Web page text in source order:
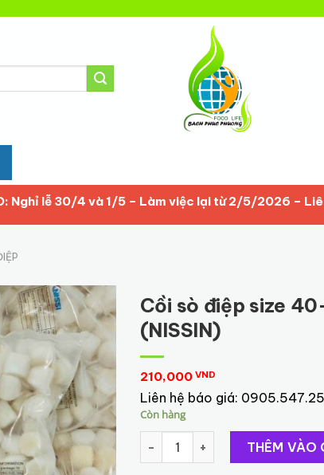
lễ 30/4 và 1/5 – Làm việc lại từ 2/5/2026 – Liên hệ:
Cồi sò điệp size
(NISSIN)
210,000 VND
Liên hệ báo giá:
Còn hàng
Cồi sò điệp size 40-60 IBTHÊM VÀO